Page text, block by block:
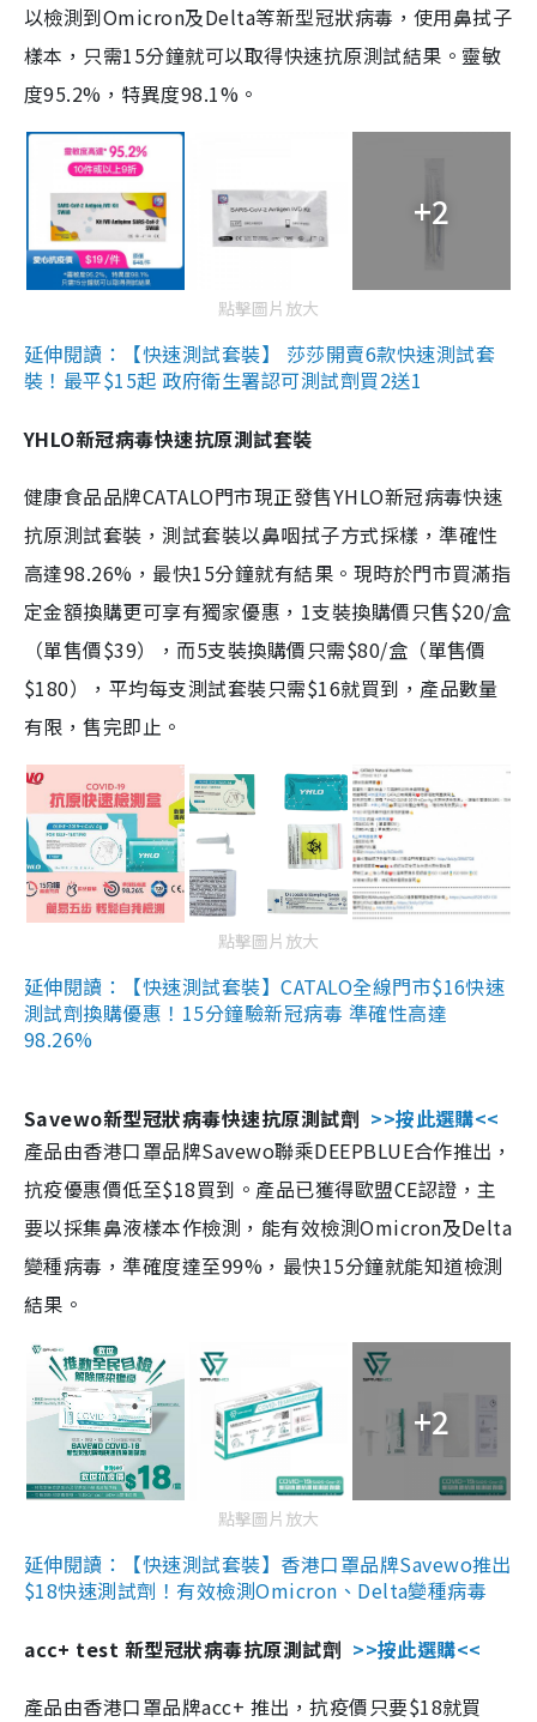
以檢測到Omicron及Delta等新型冠狀病毒，使用鼻拭子
樣本，只需15分鐘就可以取得快速抗原測試結果。靈敏
度95.2%，特異度98.1%。
+2
點擊圖片放大
延伸閱讀：【快速測試套裝】 莎莎開賣6款快速測試套
裝！最平$15起 政府衛生署認可測試劑買2送1
YHLO新冠病毒快速抗原測試套裝
健康食品品牌CATALO門市現正發售YHLO新冠病毒快速
抗原測試套裝，測試套裝以鼻咽拭子方式採樣，準確性
高達98.26%，最快15分鐘就有結果。現時於門市買滿指
定金額換購更可享有獨家優惠，1支裝換購價只售$20/盒
（單售價$39），而5支裝換購價只需$80/盒（單售價
$180），平均每支測試套裝只需$16就買到，產品數量
有限，售完即止。
點擊圖片放大
延伸閱讀：【快速測試套裝】CATALO全線門市$16快速
測試劑換購優惠！15分鐘驗新冠病毒 準確性高達
98.26%
Savewo新型冠狀病毒快速抗原測試劑 >>按此選購<<
產品由香港口罩品牌Savewo聯乘DEEPBLUE合作推出，
抗疫優惠價低至$18買到。產品已獲得歐盟CE認證，主
要以採集鼻液樣本作檢測，能有效檢測Omicron及Delta
變種病毒，準確度達至99%，最快15分鐘就能知道檢測
結果。
+2
點擊圖片放大
延伸閱讀：【快速測試套裝】香港口罩品牌Savewo推出
$18快速測試劑！有效檢測Omicron、Delta變種病毒
acc+ test 新型冠狀病毒抗原測試劑 >>按此選購<<
產品由香港口罩品牌acc+ 推出，抗疫價只要$18就買